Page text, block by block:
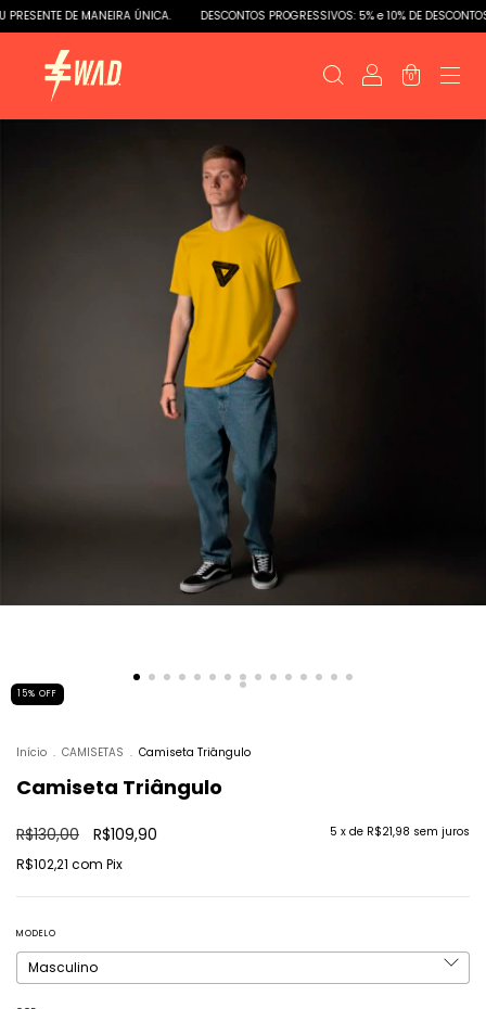
DE MANEIRA ÚNICA. DESCONTOS PROGRESSIVOS: 5% e 10% DE DESCONTOS
0
15% OFF
Início . CAMISETAS . Camiseta Triângulo
Camiseta Triângulo
R$130,00 R$109,90 5 x de R$21,98 sem juros
R$102,21 com Pix
MODELO